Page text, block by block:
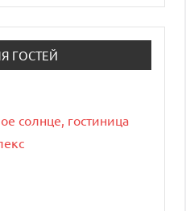
ГОСТЕЙ
солнце, гостиница